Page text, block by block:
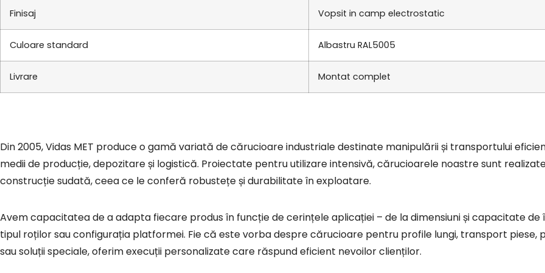
Finisaj Vopsit in camp electrostatic
Culoare standard Albastru RAL5005
Livrare Montat complet
Din 2005, Vidas MET produce o gamă variată de cărucioare industriale destinate manipulării și transportului eficient al materialelor în
medii de producție, depozitare și logistică. Proiectate pentru utilizare intensivă, cărucioarele noastre sunt
construcție sudată, ceea ce le conferă robustețe și durabilitate în exploatare.
Avem capacitatea de a adapta fiecare produs în funcție de cerințele aplicației – de la dimensiuni și capacitate de încărcare, până la
tipul roților sau configurația platformei. Fie că este vorba despre cărucioare pentru profile lungi, transport piese,
sau soluții speciale, oferim execuții personalizate care răspund eficient nevoilor clienților.